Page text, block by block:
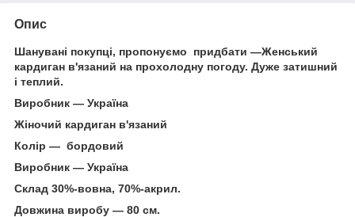
Опис
Шанувані покупці, пропонуємо придбати —Женський
кардиган в'язаний на прохолодну погоду. Дуже затишний
і теплий.
Виробник — Україна
Жіночий кардиган в'язаний
Колір — бордовий
Виробник — Україна
Склад 30%-вовна, 70%-акрил.
Довжина виробу — 80 см.